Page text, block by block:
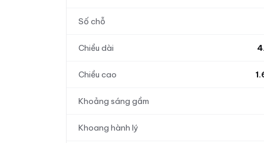
Số chỗ
Chiều dài
Chiều cao
Khoảng sáng gầm
Khoang hành lý